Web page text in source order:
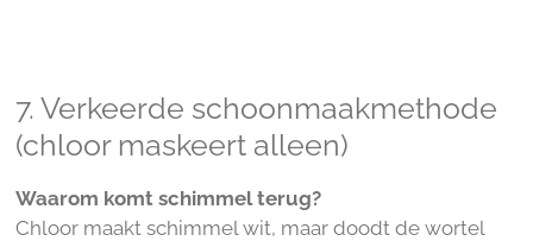
7. Verkeerde schoonmaakmethode
(chloor maskeert alleen)
Waarom komt schimmel terug?
Chloor maakt schimmel wit, maar doodt de wortel